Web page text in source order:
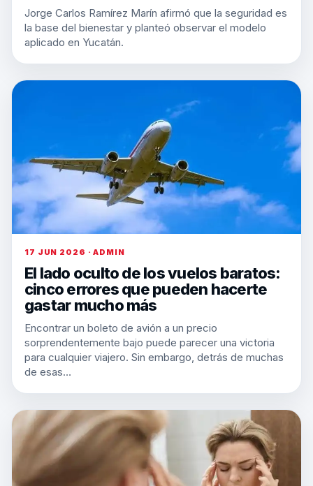
Jorge Carlos Ramírez Marín afirmó que la seguridad es
la base del bienestar y planteó observar el modelo
aplicado en Yucatán.
17 JUN 2026 · ADMIN
El lado oculto de los vuelos baratos:
cinco errores que pueden hacerte
gastar mucho más
Encontrar un boleto de avión a un precio
sorprendentemente bajo puede parecer una victoria
para cualquier viajero. Sin embargo, detrás de muchas
de esas…